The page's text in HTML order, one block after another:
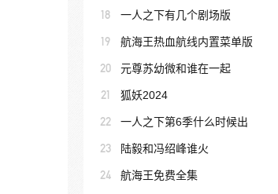
18 一人之下有几个剧场版
19 航海王热血航线内置菜单版
20 元尊苏幼微和谁在一起
21 狐妖2024
22 一人之下第6季什么时候出
23 陆毅和冯绍峰谁火
24 航海王免费全集